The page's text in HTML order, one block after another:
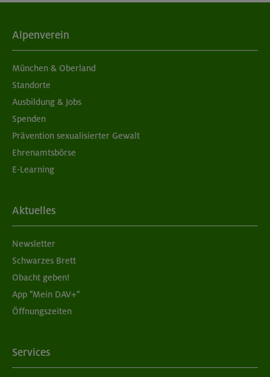
04./11.09.26
Grundkurs Klettern indoor
München
05./06.09.26
Aufbaukurs Klettern indoor (2 Termine)
München
Alpenverein
München & Oberland
Standorte
Ausbildung & Jobs
Spenden
Prävention sexualisierter Gewalt
Ehrenamtsbörse
E-Learning
Aktuelles
Newsletter
Schwarzes Brett
Obacht geben!
App "Mein DAV+"
Öffnungszeiten
Services